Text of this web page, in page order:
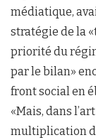
médiatique,
stratégie de la
priorité du
par le bilan»
front social en
«Mais, dans
multiplication